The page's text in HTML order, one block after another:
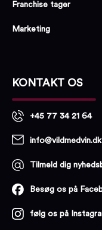
Franchise tager
Marketing
KONTAKT OS
+45 77 34 21 64
info@vildmedvin.dk
Tilmeld dig
Besøg os på
følg os på